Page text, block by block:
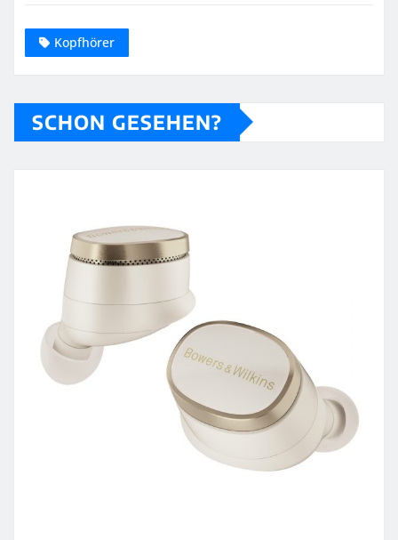
Kopfhörer
SCHON GESEHEN?